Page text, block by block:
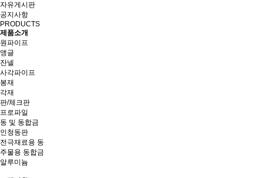
자유게시판
공지사항
PRODUCTS
제품소개
원파이프
앵글
잔넬
사각파이프
봉재
각재
판/체크판
프로파일
동 및 동합금
인청동판
전극재료용 동
주물용 동합금
알루미늄